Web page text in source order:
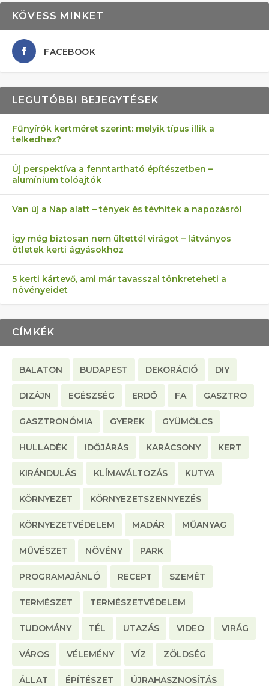
AZ ÖNELLÁTÁS 13 PONTJA
KEZDŐKNEK
6 LEGJOBB NÖVÉNY SZOMSZÉD
ELLEN
FÉLREÉRTETT KERTÉSZKEDÉS:
TÉRKŐ ÉS MURVA
AKI ELDOBÁLJA A CIGICSIKKEKET,
AZ EGY KÖ…
MÁRPEDIG A TŰZIJÁTÉK NEM MENŐ!
KÖVESS MINKET
FACEBOOK
LEGUTÓBBI BEJEGYTÉSEK
Fűnyírók kertméret szerint: melyik típus illik a
telkedhez?
Új perspektíva a fenntartható építészetben –
alumínium tolóajtók
Van új a Nap alatt – tények és tévhitek a napozásról
Így még biztosan nem ültettél virágot – látványos
ötletek kerti ágyásokhoz
5 kerti kártevő, ami már tavasszal tönkreteheti a
növényeidet
CÍMKÉK
BALATON BUDAPEST DEKORÁCIÓ DIY
DIZÁJN EGÉSZSÉG ERDŐ FA GASZTRO
GASZTRONÓMIA GYEREK GYÜMÖLCS
HULLADÉK IDŐJÁRÁS KARÁCSONY KERT
KIRÁNDULÁS KLÍMAVÁLTOZÁS KUTYA
KÖRNYEZET KÖRNYEZETSZENNYEZÉS
KÖRNYEZETVÉDELEM MADÁR MŰANYAG
MŰVÉSZET NÖVÉNY PARK
PROGRAMAJÁNLÓ RECEPT SZEMÉT
TERMÉSZET TERMÉSZETVÉDELEM
TUDOMÁNY TÉL UTAZÁS VIDEO VIRÁG
VÁROS VÉLEMÉNY VÍZ ZÖLDSÉG
ÁLLAT ÉPÍTÉSZET ÚJRAHASZNOSÍTÁS